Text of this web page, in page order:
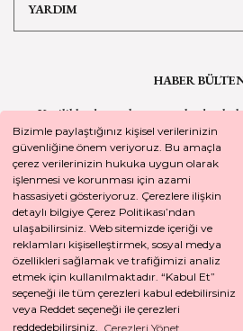
Bizimle paylaştığınız kişisel verilerinizin
güvenliğine önem veriyoruz. Bu amaçla
çerez verilerinizin hukuka uygun olarak
işlenmesi ve korunması için azami
hassasiyeti gösteriyoruz. Çerezlere ilişkin
detaylı bilgiye Çerez Politikası’ndan
ulaşabilirsiniz. Web sitemizde içeriği ve
reklamları kişiselleştirmek, sosyal medya
özellikleri sağlamak ve trafiğimizi analiz
etmek için kullanılmaktadır. “Kabul Et”
seçeneği ile tüm çerezleri kabul edebilirsiniz
veya Reddet seçeneği ile çerezleri
reddedebilirsiniz. Çerezleri Yönet
YARDIM
HABER
Yeniliklerden ve kampanyalardan
bültenimize
KAYDOL